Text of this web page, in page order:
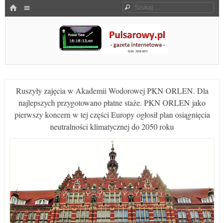
HOME Szukaj
Pulsarowy.pl
Ruszyły zajęcia w Akademii Wodorowej PKN ORLEN. Dla
najlepszych przygotowano płatne staże. PKN ORLEN jako
pierwszy koncern w tej części Europy ogłosił plan osiągnięcia
neutralności klimatycznej do 2050 roku